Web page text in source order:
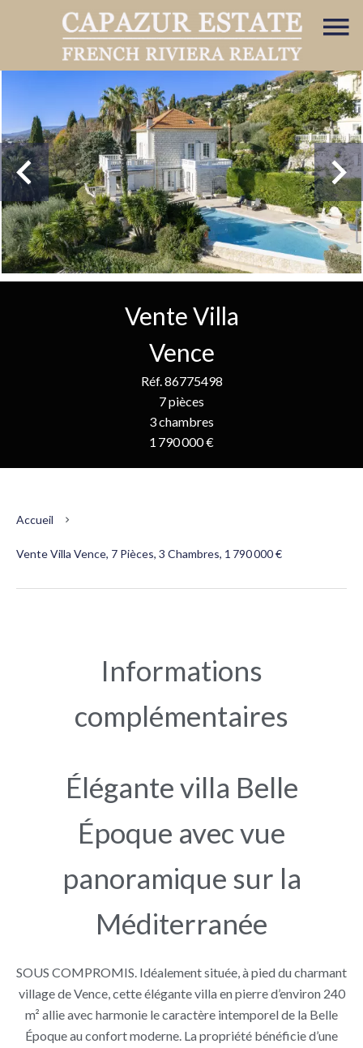
Vente Villa
Vence
Réf. 86775498
7 pièces
3 chambres
1 790 000 €
Accueil
Vente Villa Vence, 7 Pièces, 3 Chambres, 1 790 000 €
Informations
complémentaires
Élégante villa Belle
Époque avec vue
panoramique sur la
Méditerranée
SOUS COMPROMIS. Idéalement située, à pied du charmant
village de Vence, cette élégante villa en pierre d’environ 240
m² allie avec harmonie le caractère intemporel de la Belle
Époque au confort moderne. La propriété bénéficie d’une